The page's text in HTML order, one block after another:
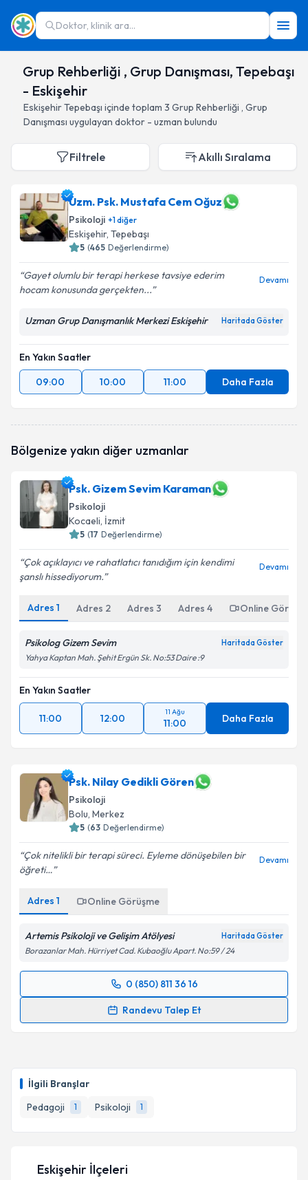
Doktor, klinik ara...
Grup Rehberliği , Grup Danışması, Tepebaşı
- Eskişehir
EskişehirTepebaşı içinde toplam 3 Grup Rehberliği , Grup
Danışması uygulayan doktor - uzman bulundu
İlgili Branşlar
Pedagoji
1 Psikoloji 1
Filtrele Akıllı Sıralama
Uzm. Psk. Mustafa Cem Oğuz
Psikoloji +1diğer
Eskişehir, Tepebaşı
5 (465 Değerlendirme)
Gayet olumlu bir terapi herkese tavsiye ederim
hocam konusunda gerçekten...
Devamı
Uzman Grup Danışmanlık Merkezi Eskişehir Haritada Göster
En Yakın Saatler
09:00
10:00 11:00 Daha Fazla
Bölgenize yakın diğer uzmanlar
Psk. Gizem Sevim Karaman
Psikoloji
Kocaeli, İzmit
5 (17 Değerlendirme)
Çok açıklayıcı ve rahatlatıcı tanıdığım için kendimi
şanslı hissediyorum.
Devamı
Adres 1 Adres 2 Adres 3 Adres 4 Online
Psikolog Gizem Sevim Haritada Göster
Yahya Kaptan Mah. Şehit Ergün Sk. No:53 Daire :9
En Yakın Saatler
11:00 12:00
11 Ağu
11:00 Daha Fazla
Psk. Nilay Gedikli Gören
Psikoloji
Bolu, Merkez
5 (63 Değerlendirme)
Çok nitelikli bir terapi süreci. Eyleme dönüşebilen bir
öğreti…
Devamı
Adres 1 Online Görüşme
Artemis Psikoloji ve Gelişim Atölyesi Haritada Göster
Borazanlar Mah. Hürriyet Cad. Kubaoğlu Apart. No:59 / 24
0 (850) 811 36 16
Randevu Talep Et
Randevu Takvimi Talebi
E-posta Adresiniz
Kişisel verilerimin işlenmesine ilişkin
Metni'ni okudum ve kişisel verilerimin belirtilen
Eskişehir İlçeleri